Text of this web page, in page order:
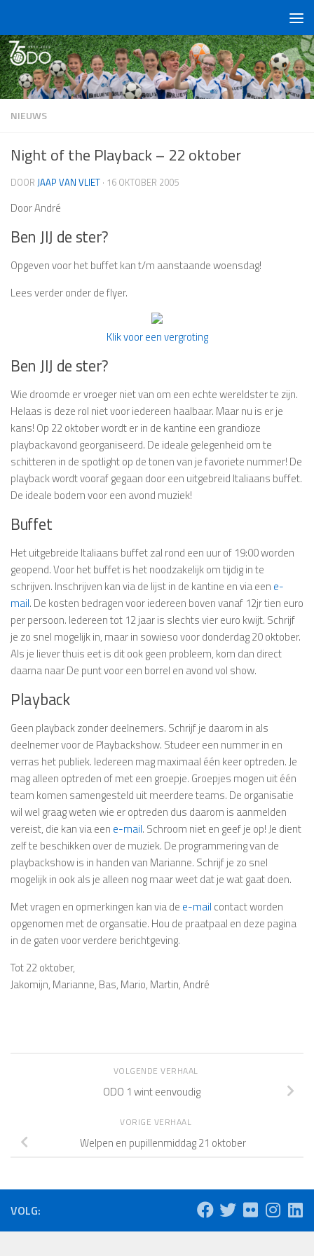
NIEUWS
Night of the Playback – 22 oktober
DOOR JAAP VAN VLIET · 16 OKTOBER 2005
Door André
Ben JIJ de ster?
Opgeven voor het buffet kan t/m aanstaande woensdag!
Lees verder onder de flyer.
Klik voor een vergroting
Ben JIJ de ster?
Wie droomde er vroeger niet van om een echte wereldster te zijn.
Helaas is deze rol niet voor iedereen haalbaar. Maar nu is er je
kans! Op 22 oktober wordt er in de kantine een grandioze
playbackavond georganiseerd. De ideale gelegenheid om te
schitteren in de spotlight op de tonen van je favoriete nummer! De
playback wordt vooraf gegaan door een uitgebreid Italiaans buffet.
De ideale bodem voor een avond muziek!
Buffet
Het uitgebreide Italiaans buffet zal rond een uur of 19:00 worden
geopend. Voor het buffet is het noodzakelijk om tijdig in te
schrijven. Inschrijven kan via de lijst in de kantine en via een e-
mail. De kosten bedragen voor iedereen boven vanaf 12jr tien euro
per persoon. Iedereen tot 12 jaar is slechts vier euro kwijt. Schrijf
je zo snel mogelijk in, maar in sowieso voor donderdag 20 oktober.
Als je liever thuis eet is dit ook geen probleem, kom dan direct
daarna naar De punt voor een borrel en avond vol show.
Playback
Geen playback zonder deelnemers. Schrijf je daarom in als
deelnemer voor de Playbackshow. Studeer een nummer in en
verras het publiek. Iedereen mag maximaal één keer optreden. Je
mag alleen optreden of met een groepje. Groepjes mogen uit één
team komen samengesteld uit meerdere teams. De organisatie
wil wel graag weten wie er optreden dus daarom is aanmelden
vereist, die kan via een e-mail. Schroom niet en geef je op! Je dient
zelf te beschikken over de muziek. De programmering van de
playbackshow is in handen van Marianne. Schrijf je zo snel
mogelijk in ook als je alleen nog maar weet dat je wat gaat doen.
Met vragen en opmerkingen kan via de e-mail contact worden
opgenomen met de organsatie. Hou de praatpaal en deze pagina
in de gaten voor verdere berichtgeving.
Tot 22 oktober,
Jakomijn, Marianne, Bas, Mario, Martin, André
VOLGENDE VERHAAL
ODO 1 wint eenvoudig
VORIGE VERHAAL
Welpen en pupillenmiddag 21 oktober
VOLG: